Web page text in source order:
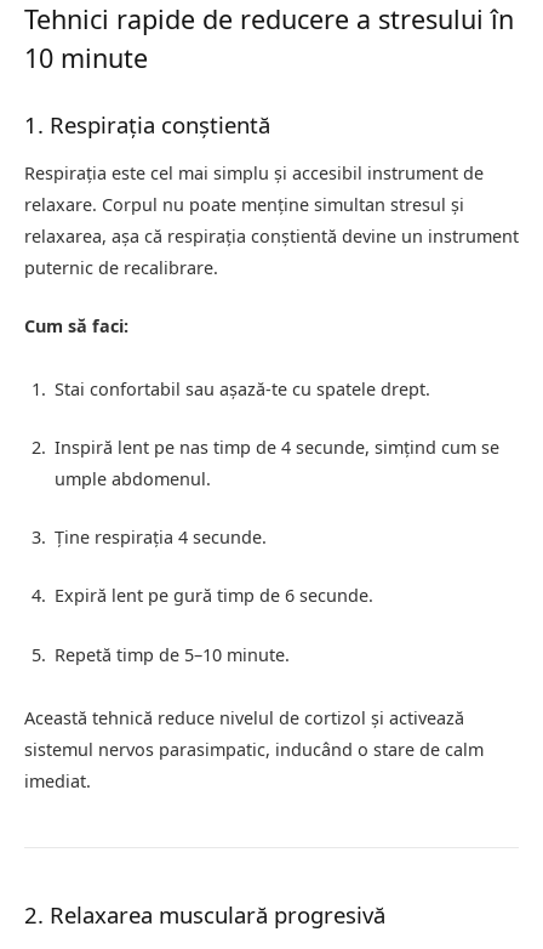
Tehnici rapide de reducere a stresului în
10 minute
1. Respirația conștientă
Respirația este cel mai simplu și accesibil instrument de
relaxare. Corpul nu poate menține simultan stresul și
relaxarea, așa că respirația conștientă devine un instrument
puternic de recalibrare.
Cum să faci:
Stai confortabil sau așază-te cu spatele drept.
Inspiră lent pe nas timp de 4 secunde, simțind cum se
umple abdomenul.
Ține respirația 4 secunde.
Expiră lent pe gură timp de 6 secunde.
Repetă timp de 5–10 minute.
Această tehnică reduce nivelul de cortizol și activează
sistemul nervos parasimpatic, inducând o stare de calm
imediat.
2. Relaxarea musculară progresivă